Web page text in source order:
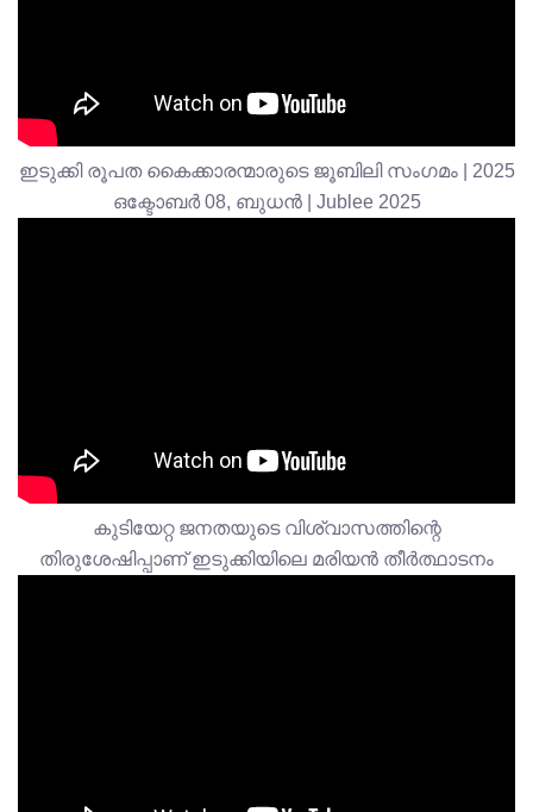
ഇടുക്കി രൂപത കൈക്കാരന്മാരുടെ ജൂബിലി സംഗമം | 2025
ഒക്ടോബർ 08, ബുധൻ | Jublee 2025
കുടിയേറ്റ ജനതയുടെ വിശ്വാസത്തിന്റെ
തിരുശേഷിപ്പാണ് ഇടുക്കിയിലെ മരിയൻ തീർത്ഥാടനം